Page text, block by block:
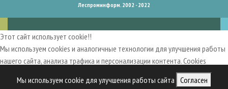
Мы используем cookie для улучшения работы сайта Согласен
Леспроминформ. 2002 - 2022
Этот сайт использует cookie!!
Мы используем cookies и аналогичные технологии для улучшения работы
нашего сайта, анализа трафика и персонализации контента. Cookies
пользовательский опыт